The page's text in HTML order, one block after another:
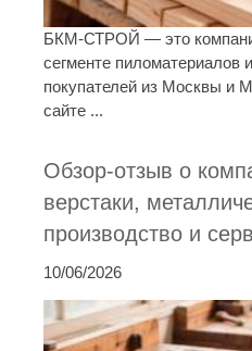
БКМ-СТРОЙ — это
сегменте пиломатериалов
покупателей из Москвы и
сайте ...
Обзор-отзыв о
верстаки,
производство и
10/06/2026